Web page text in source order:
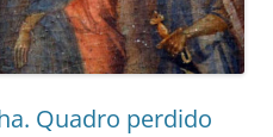
Quadro perdido